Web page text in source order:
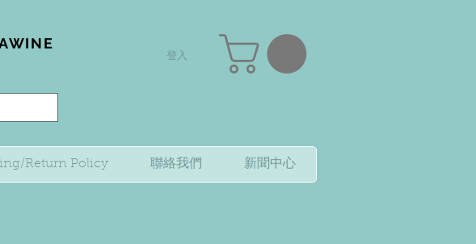
登入
Return Policy 聯絡我們 新聞中心